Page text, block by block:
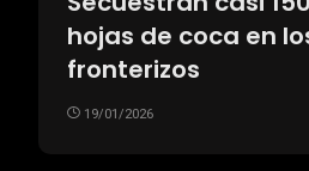
hojas de coca en
fronterizos
19/01/2026